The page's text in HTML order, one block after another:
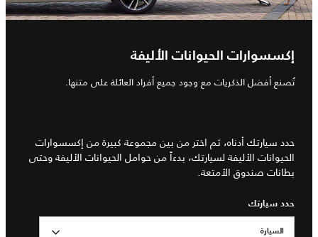
إكسسوارات الحيوانات الأليفة
تُصنع أفضل الذكريات مع وجود جميع أفراد العائلة على متنها.
حدد سيارتك أدناه، ثم اختر من بين مجموعة كبيرة من إكسسوارات
الحيوانات الأليفة لسيارتك، بدءاً من حوامل الحيوانات الأليفة وحتى
بطانات صندوق الأمتعة.
حدد سيارتك
السيارة